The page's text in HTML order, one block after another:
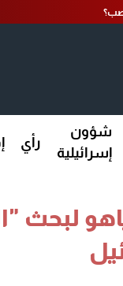
شؤون
إسرائيلية
رأي
لبحث